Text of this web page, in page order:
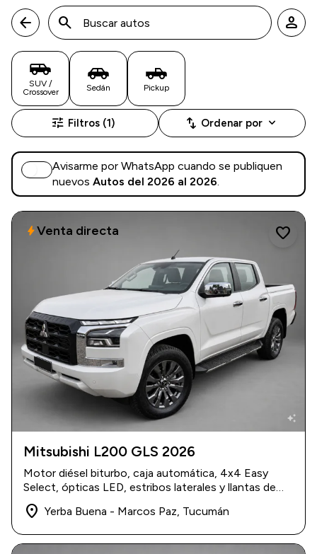
arrow_back search person
SUV /
Crossover
Sedán Pickup
tune Filtros (1) swap_vert Ordenar por keyboard_arrow_down
Avisarme por WhatsApp cuando se publiquen
nuevos Autos del 2026 al 2026.
auto_awesome
2026 0 km
$ 47.500
Mitsubishi L200 GLS 2026
Motor diésel biturbo, caja automática, 4x4 Easy
Select, ópticas LED, estribos laterales y llantas de
aleación.
place Yerba Buena - Marcos Paz, Tucumán
favorite
boltVenta directa